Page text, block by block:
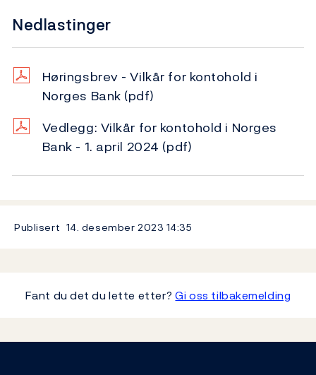
Nedlastinger
Høringsbrev - Vilkår for kontohold i
Norges Bank (pdf)
Vedlegg: Vilkår for kontohold i Norges
Bank - 1. april 2024 (pdf)
Publisert 14. desember 2023 14:35
Fant du det du lette etter?Gi oss tilbakemelding